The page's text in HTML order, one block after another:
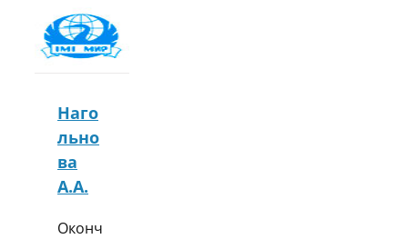
Наго
льно
ва
А.А.
Оконч